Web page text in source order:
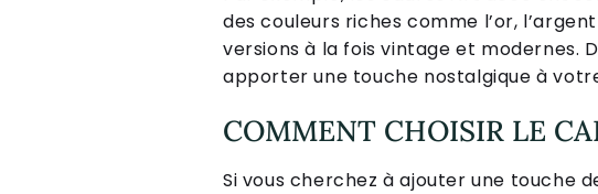
des couleurs riches comme l’or,
versions à la fois vintage et modernes.
apporter une touche nostalgique à
COMMENT CHOISIR LE
Si vous cherchez à ajouter une touche